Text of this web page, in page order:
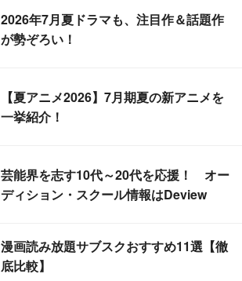
2026年7月夏ドラマも、注目作＆話題作
が勢ぞろい！
【夏アニメ2026】7月期夏の新アニメを
一挙紹介！
芸能界を志す10代～20代を応援！ オー
ディション・スクール情報はDeview
漫画読み放題サブスクおすすめ11選【徹
底比較】